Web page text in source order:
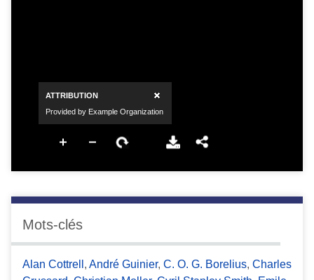
Mots-clés
Alan Cottrell , André Guinier, C. O. G. Borelius, Charles